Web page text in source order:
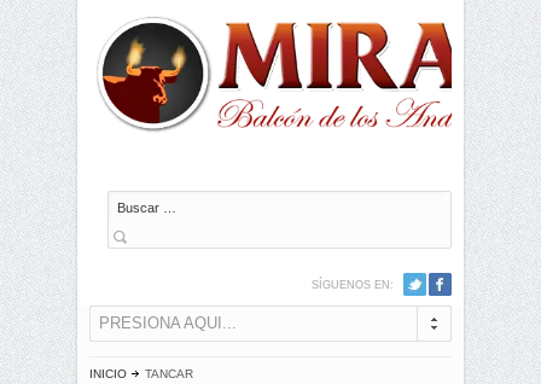
Buscar
SÍGUENOS EN:
PRESIONA AQUI...
INICIO TANCAR